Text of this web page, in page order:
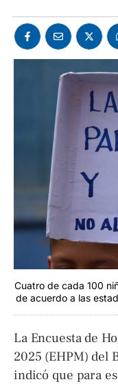
Cuatro de cada 100
de acuerdo a las
La Encuesta de
2025 (EHPM) del
indicó que para